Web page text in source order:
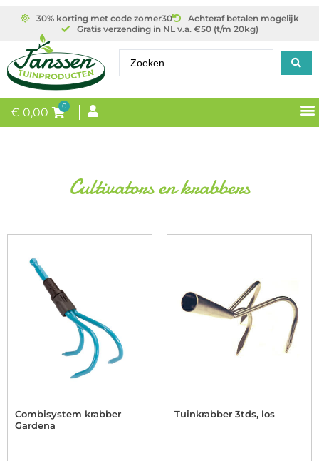
30% korting met code zomer30
Achteraf betalen mogelijk
Gratis verzending in NL v.a. €50 (t/m 20kg)
€ 0,00 0
Cultivators en krabbers
Combisystem krabber
Gardena
Tuinkrabber 3tds, los